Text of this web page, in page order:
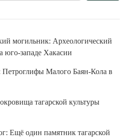
могильник: Археологический
юго-западе Хакасии
Петроглифы Малого Баян-Кола в
тагарской культуры
Ещё один памятник тагарской